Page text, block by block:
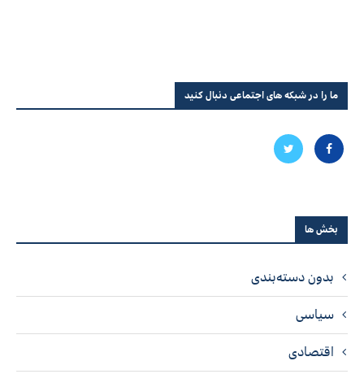
ما را در شبکه های اجتماعی دنبال کنید
بخش ها
بدون دسته‌بندی
سیاسی
اقتصادی